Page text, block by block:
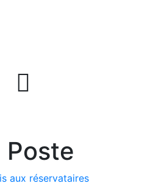

Poste
aux réservataires